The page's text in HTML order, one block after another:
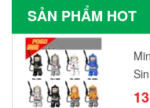
SẢN PHẨM HOT